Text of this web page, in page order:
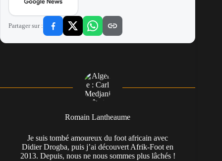
Partager sur :
Romain Lantheaume
Je suis tombé amoureux du foot africain avec
Didier Drogba, puis j’ai découvert Afrik-Foot en
2013. Depuis, nous ne nous sommes plus lâchés !